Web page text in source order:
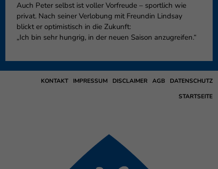
Auch Peter selbst ist voller Vorfreude – sportlich wie
privat. Nach seiner Verlobung mit Freundin Lindsay
blickt er optimistisch in die Zukunft:
„Ich bin sehr hungrig, in der neuen Saison anzugreifen.“
DATENSCHUTZ
AGB
DISCLAIMER
IMPRESSUM
KONTAKT
STARTSEITE